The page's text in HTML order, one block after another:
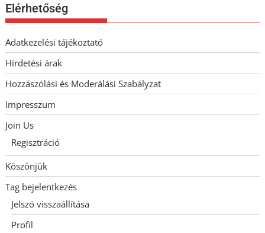
Elérhetőség
Adatkezelési tájékoztató
Hirdetési árak
Hozzászólási és Moderálási Szabályzat
Impresszum
Join Us
Regisztráció
Köszönjük
Tag bejelentkezés
Jelszó visszaállítása
Profil